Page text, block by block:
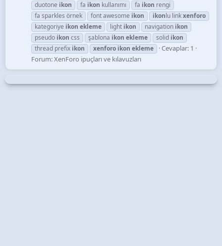
duotone ikon fa ikon kullanımı fa ikon rengi
fa sparkles örnek
font awesome ikon ikonlu linkxenforo
kategoriye ikon ekleme light ikon navigation ikon
pseudo ikon css şablona ikon ekleme solid ikon
thread prefix ikon xenforo ikon ekleme
Cevaplar: 1
Forum:XenForo ipuçları ve kılavuzları